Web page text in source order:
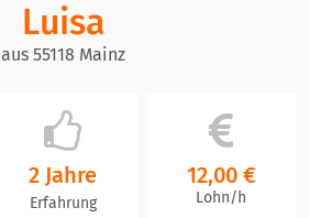
Luisa
aus 55118 Mainz
2 Jahre
Erfahrung
12,00 €
Lohn/h